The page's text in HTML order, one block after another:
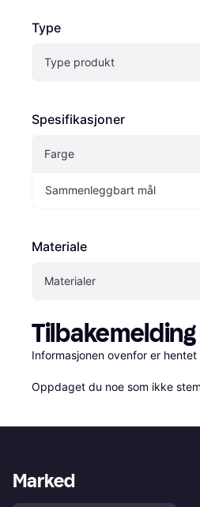
Type
Type produkt
Spesifikasjoner
Farge
Sammenleggbart mål
Materiale
Materialer
Tilbakemelding
Informasjonen ovenfor er
Oppdaget du noe som ikke
Marked